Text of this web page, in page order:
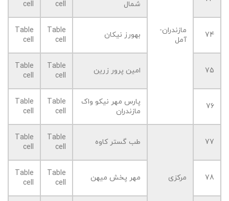
مازندران-
آمل
شمال
cell
cell
74 بهورز نیکان
Table
cell
Table
cell
75 امین پرور زرین
Table
cell
Table
cell
76
پارس مهر نیکو واک
مازندران
Table
cell
Table
cell
77
مرکزی
طب گستر کاوه
Table
cell
Table
cell
78 مهر پخش میهن
Table
cell
Table
cell